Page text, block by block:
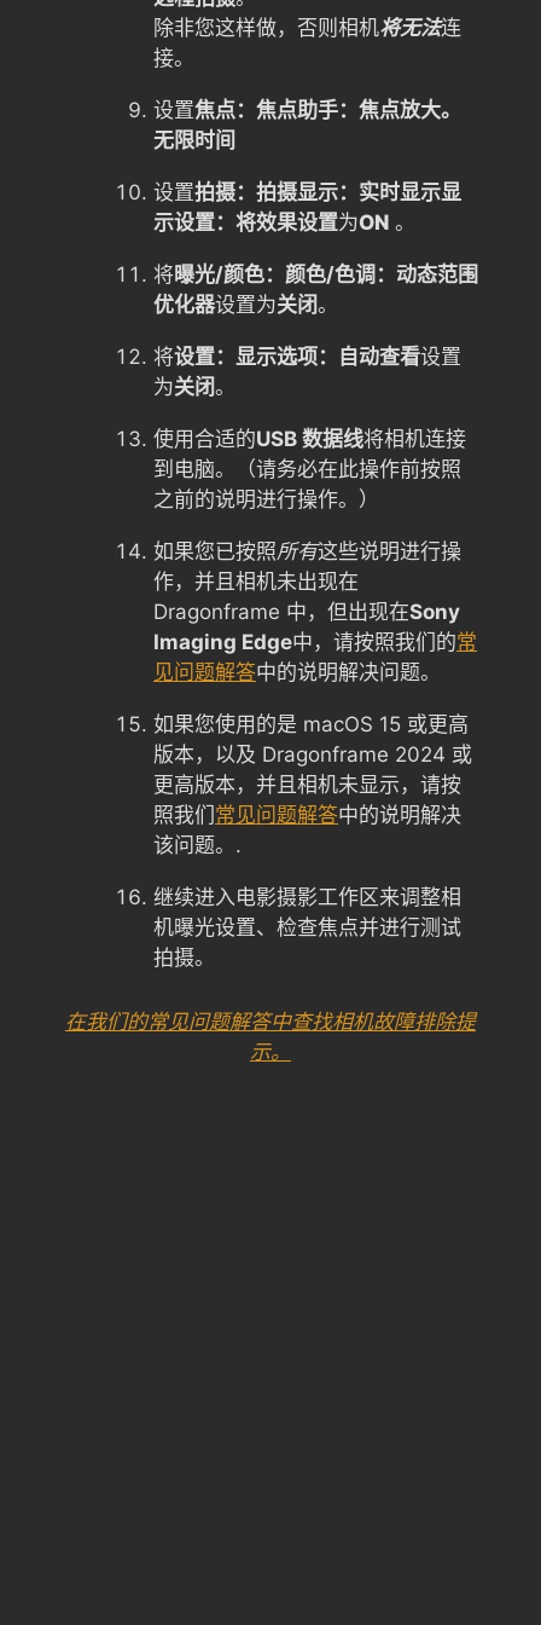
除非您这样做，否则相机将无法连
接。
设置焦点：焦点助手：焦点放大。
无限时间
设置拍摄：拍摄显示：实时显示显
示设置：将效果设置为ON 。
将曝光/颜色：颜色/色调：动态范围
优化器设置为关闭。
将设置：显示选项：自动查看设置
为关闭。
使用合适的USB 数据线将相机连接
到电脑。（请务必在此操作前按照
之前的说明进行操作。）
如果您已按照所有这些说明进行操
作，并且相机未出现在
Dragonframe 中，但出现在Sony
Imaging Edge中，请按照我们的常
见问题解答中的说明解决问题。
如果您使用的是 macOS 15 或更高
版本，以及 Dragonframe 2024 或
更高版本，并且相机未显示，请按
照我们常见问题解答中的说明解决
该问题。.
继续进入电影摄影工作区来调整相
机曝光设置、检查焦点并进行测试
拍摄。
在我们的常见问题解答中查找相机故障排除提
示。